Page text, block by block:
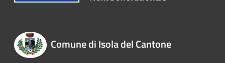
Comune di Isola del Cantone